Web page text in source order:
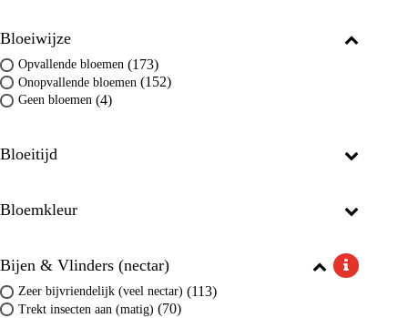
Bloeiwijze
Opvallende bloemen (173)
Onopvallende bloemen (152)
Geen bloemen (4)
Bloeitijd
Bloemkleur
Bijen & Vlinders (nectar)
Zeer bijvriendelijk (veel nectar) (113)
Trekt insecten aan (matig) (70)